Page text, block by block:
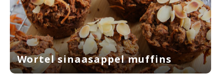
Wortel sinaasappel muffins